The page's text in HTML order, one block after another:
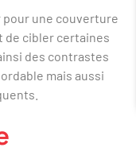
pour une couverture
de cibler certaines
des contrastes
mais aussi